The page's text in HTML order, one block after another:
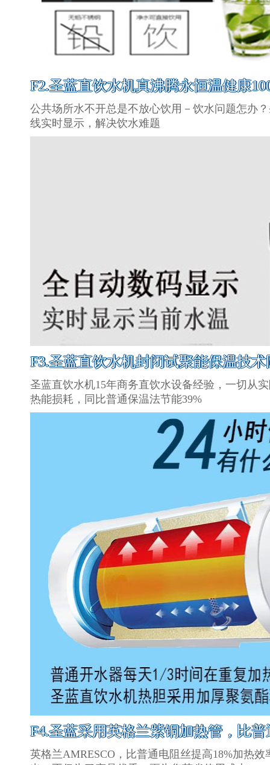
F2.圣蓝直饮水机真沸腾永恒温健康
公共场所水不开总是不放心饮用－饮水问题怎办
线实时显示，解决饮水难题
F3.圣蓝直饮水机封闭试聚能保温技
圣蓝直饮水机15年商务直饮水设备经验，一切从
热能损耗，同比普通保温法节能39%
F4.圣蓝采用英格兰紫铜加热管，比
英格兰AMRESCO，比普通电阻丝提高18%加热